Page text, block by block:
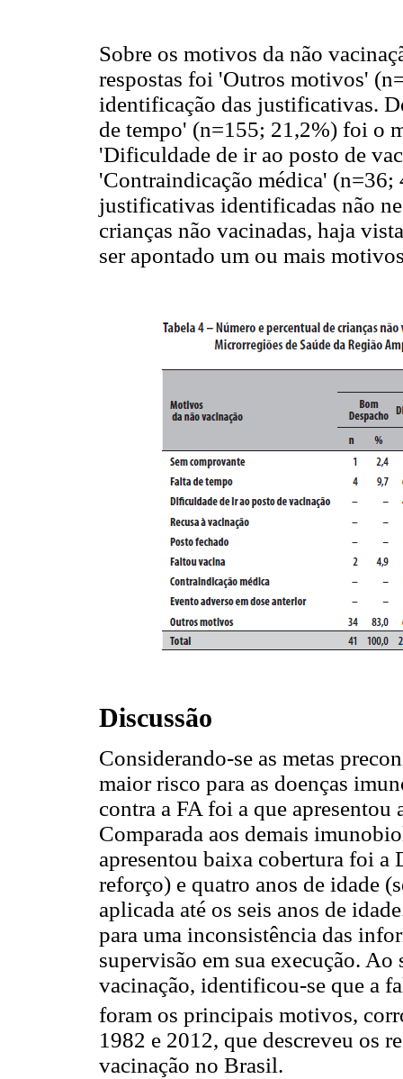
Sobre os motivos da não
respostas foi 'Outros motivos'
identificação das justificativas.
de tempo' (n=155; 21,2%) foi o
'Dificuldade de ir ao posto de
'Contraindicação médica' (n=36;
justificativas identificadas não
crianças não vacinadas, haja
ser apontado um ou mais
Discussão
Considerando-se as metas
maior risco para as doenças
contra a FA foi a que apresentou
Comparada aos demais
apresentou baixa cobertura foi a
reforço) e quatro anos de idade
aplicada até os seis anos de
para uma inconsistência das
supervisão em sua execução. Ao
vacinação, identificou-se que a
foram os principais motivos,
1982 e 2012, que descreveu os
vacinação no Brasil.